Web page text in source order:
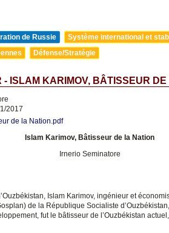
de Russie
Système international et
Défense/Stratégie
- ISLAM KARIMOV, BÂTISSEUR DE
2017
de la Nation.pdf
Islam Karimov, Bâtisseur de la Nation
Irnerio Seminatore
Islam Karimov, ingénieur et
de la République Socialiste
fut le bâtisseur de l’Ouzbékistan